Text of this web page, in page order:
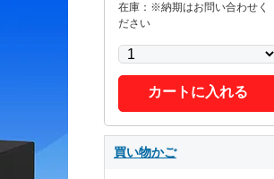
在庫：※納期はお問い合わせく
ださい
カートに入れる
買い物かご